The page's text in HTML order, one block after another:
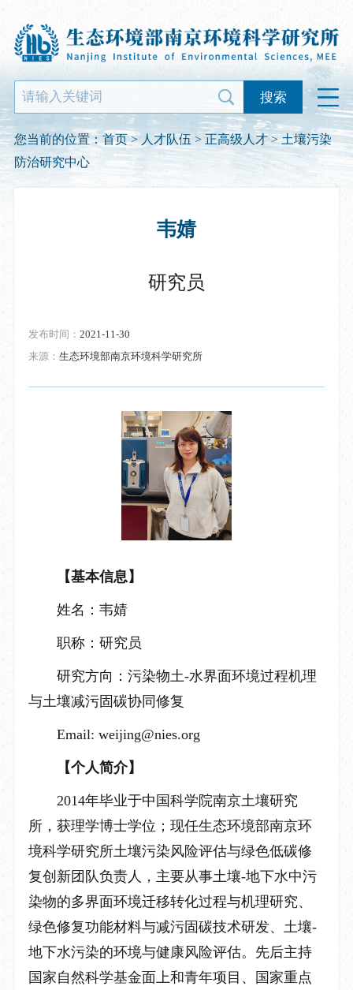
搜索
您当前的位置： 首页> 人才队伍>正高级人才> 土壤污染
防治研究中心
韦婧
研究员
发布时间： 2021-11-30
来源： 生态环境部南京环境科学研究所
【基本信息】
姓名：韦婧
职称：研究员
研究方向：污染物土-水界面环境过程机理
与土壤减污固碳协同修复
Email: weijing@nies.org
【个人简介】
2014年毕业于中国科学院南京土壤研究
所，获理学博士学位；现任生态环境部南京环
境科学研究所土壤污染风险评估与绿色低碳修
复创新团队负责人， 主要从事土壤-地下水中污
染物的多界面环境迁移转化过程与机理研究、
绿色修复功能材料与减污固碳技术研发、土壤-
地下水污染的环境与健康风险评估。先后主持
国家自然科学基金面上和青年项目、国家重点